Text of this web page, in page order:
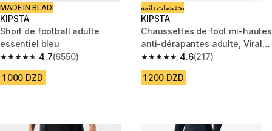
MADE IN BLADI
KIPSTA
Short de football adulte
essentiel bleu
4.7
4.7 out of 5 stars from 6550 reviews
(6550)
1 000 DZD
تخفيضات دائمة
KIPSTA
Chaussettes de foot mi-hautes
anti-dérapantes adulte, Viralto
II Mid blanche
4.6
4.6 out of 5 stars from 217
(217)
1 200 DZD